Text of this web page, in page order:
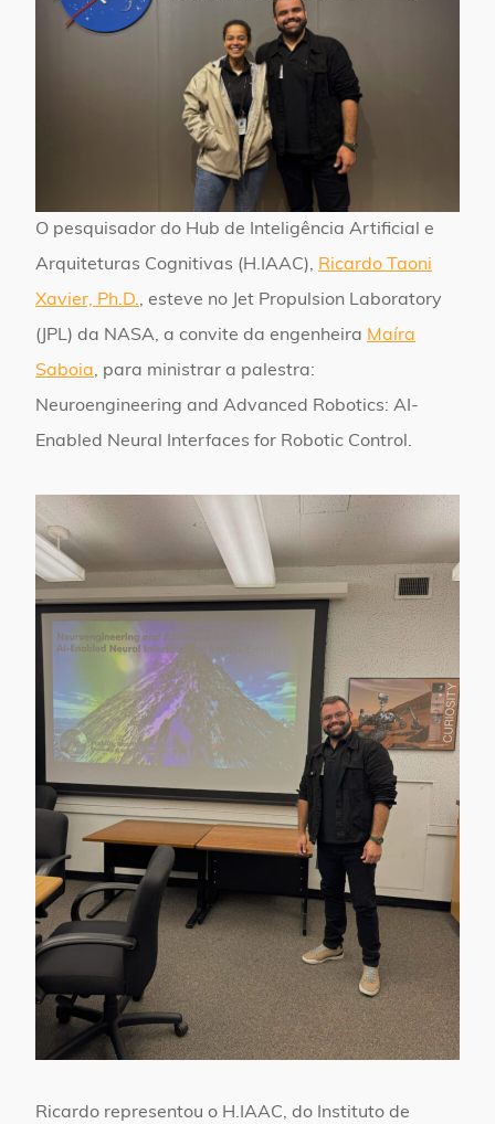
O pesquisador do Hub de Inteligência Artificial e
Arquiteturas Cognitivas (H.IAAC), Ricardo Taoni
Xavier, Ph.D., esteve no Jet Propulsion Laboratory
(JPL) da NASA, a convite da engenheira Maíra
Saboia, para ministrar a palestra:
Neuroengineering and Advanced Robotics: AI-
Enabled Neural Interfaces for Robotic Control.
Ricardo representou o H.IAAC, do Instituto de